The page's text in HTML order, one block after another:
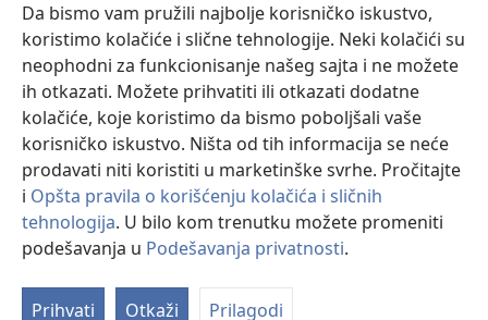
Da bismo vam pružili najbolje korisničko iskustvo,
koristimo kolačiće i slične tehnologije. Neki kolačići su
neophodni za funkcionisanje našeg sajta i ne možete
ih otkazati. Možete prihvatiti ili otkazati dodatne
kolačiće, koje koristimo da bismo poboljšali vaše
korisničko iskustvo. Ništa od tih informacija se neće
prodavati niti koristiti u marketinške svrhe. Pročitajte
i Opšta pravila o korišćenju kolačića i sličnih
tehnologija. U bilo kom trenutku možete promeniti
podešavanja u Podešavanja privatnosti.
Prihvati Otkaži Prilagodi
novi
prozor)JW Hub®
(otvara
novi
prozor)
®
Watchtower Library®
Copyright
© 2026 Watch Tower Bible and Tract Society of Pennsylvania.
PRAVILA KORIŠĆENJA|PRIVATNOST| PODEŠAVANjE PRIVATNOSTI